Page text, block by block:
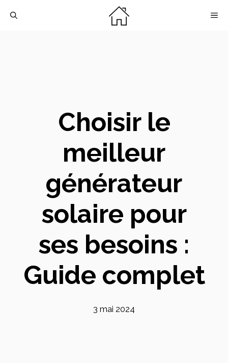
Choisir le
meilleur
générateur
solaire pour
ses besoins :
Guide complet
3 mai 2024